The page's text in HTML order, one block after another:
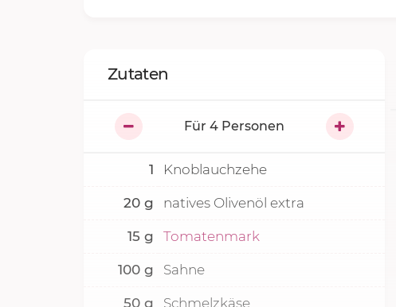
Zutaten
Für 4 Personen
1 Knoblauchzehe
20 g natives Olivenöl extra
15 g Tomatenmark
100 g Sahne
50 g Schmelzkäse